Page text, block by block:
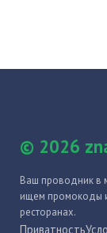
© 2026
Ваш проводник в
ищем промокоды
ресторанах.
Приватность